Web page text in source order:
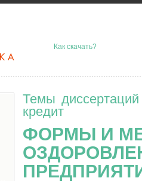
Как скачать?
Темы
кредит
ФОРМЫ И